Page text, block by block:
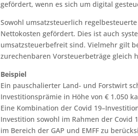
gefördert, wenn es sich um digital
Sowohl umsatzsteuerlich
Nettokosten gefördert. Dies ist auch
umsatzsteuerbefreit sind. Vielmehr gilt
zurechenbaren Vorsteuerbeträge gleich
Beispiel
Ein pauschalierter Land- und Forstwirt
Investitionsprämie in Höhe von € 1.050
Eine Kombination der Covid
Investition sowohl im Rahmen der
im Bereich der GAP und EMFF zu